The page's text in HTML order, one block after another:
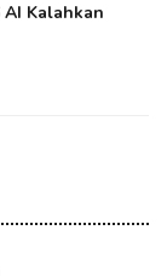
AI Kalahkan